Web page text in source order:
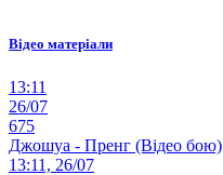
Відео матеріали
13:11
26/07
675
Джошуа - Пренг (Відео бою)
13:11, 26/07